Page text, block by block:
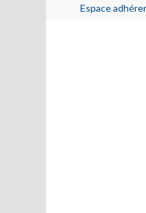
Espace